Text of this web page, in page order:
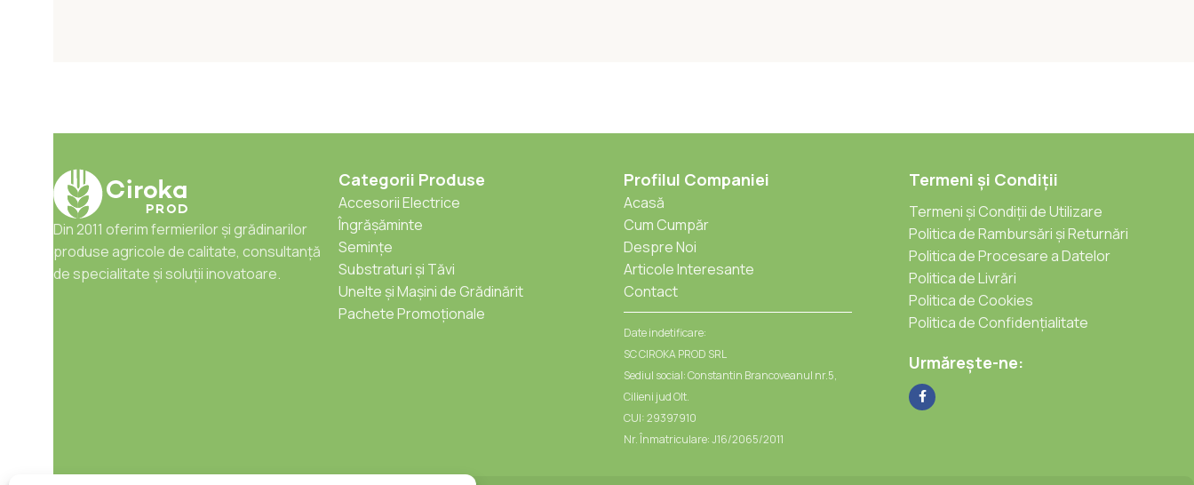
Din 2011 oferim fermierilor și grădinarilor
produse agricole de calitate, consultanță
de specialitate și soluții inovatoare.
Categorii Produse
Accesorii Electrice
Îngrășăminte
Semințe
Substraturi și Tăvi
Unelte și Mașini de Grădinărit
Pachete Promoționale
Profilul Companiei
Acasă
Cum Cumpăr
Despre Noi
Articole Interesante
Contact
Date indetificare:
SC CIROKA PROD SRL
Sediul social: Constantin Brancoveanul nr.5,
Cilieni jud Olt.
CUI: 29397910
Nr. Înmatriculare: J16/2065/2011
Termeni și Condiții
Termeni și Condiții de Utilizare
Politica de Rambursări și Returnări
Politica de Procesare a Datelor
Politica de Livrări
Politica de Cookies
Politica de Confidențialitate
Urmărește-ne: